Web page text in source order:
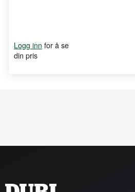
Logg inn for å se
din pris